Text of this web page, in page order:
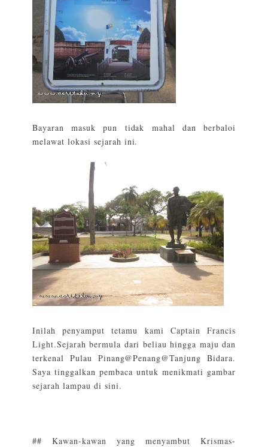
Bayaran masuk pun tidak mahal dan berbaloi
melawat lokasi sejarah ini.
Inilah penyamput tetamu kami Captain Francis
Light.Sejarah bermula dari beliau hingga maju dan
terkenal Pulau Pinang@Penang@Tanjung Bidara.
Saya tinggalkan pembaca untuk menikmati gambar
sejarah lampau di sini.
## Kawan-kawan yang menyambut Krismas-